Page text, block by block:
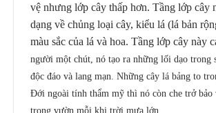
vệ nhưng lớp cây thấp hơn. Tầng lớp cây
dạng về chủng loại cây, kiểu lá (lá bản
màu sắc của lá và hoa. Tầng lớp cây này
người một chút, nó tạo ra những lối dạo trong
độc đáo và lang mạn. Những cây lá bảng to
Đới ngoài tính thẩm mỹ thì nó còn che trở bảo
trong vườn mỗi khi trời mưa lớn.